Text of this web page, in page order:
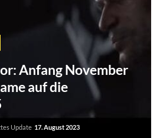
Anfang November
auf die
Update 17. August 2023